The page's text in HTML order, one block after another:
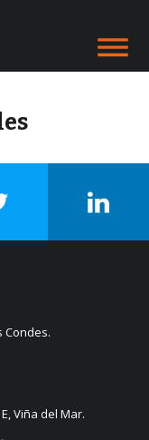
Condes.
Viña del Mar.